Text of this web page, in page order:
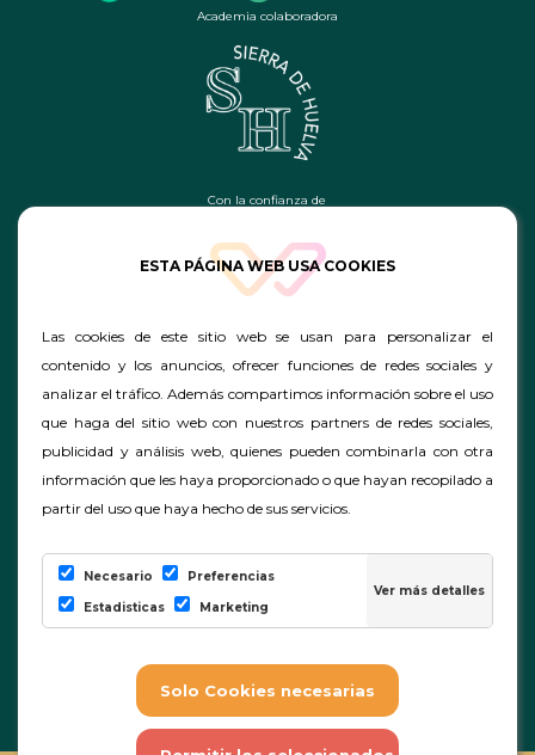
ESTA PÁGINA WEB USA COOKIES
Las cookies de este sitio web se usan para personalizar el
contenido y los anuncios, ofrecer funciones de redes sociales y
analizar el tráfico. Además compartimos información sobre el uso
que haga del sitio web con nuestros partners de redes sociales,
publicidad y análisis web, quienes pueden combinarla con otra
información que les haya proporcionado o que hayan recopilado a
partir del uso que haya hecho de sus servicios.
Necesario
Preferencias
Estadisticas
Marketing
Academia colaboradora
Con la confianza de
Preguntas Frecuentes|Cookies|Conf. Cookies|
Términos y condiciones generales de los cursos.
Política de privacidad y de cookies.